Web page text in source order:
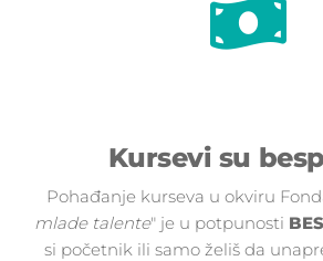
Kursevi su
Pohađanje kurseva u okviru
mlade talente" je u potpunosti
si početnik ili samo želiš da